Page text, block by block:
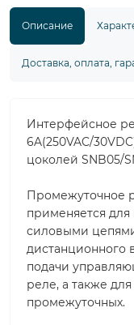
Описание
Доставка, оплата,
Интерфейсное
6A(250VAC/
цоколей SNB05/
Промежуточное
применяется
силовыми
дистанционного
подачи
реле, а также
промежуточных.